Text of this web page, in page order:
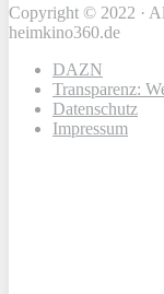
Copyright © 2022 ·
heimkino360.de
DAZN
Transparenz:
Datenschutz
Impressum